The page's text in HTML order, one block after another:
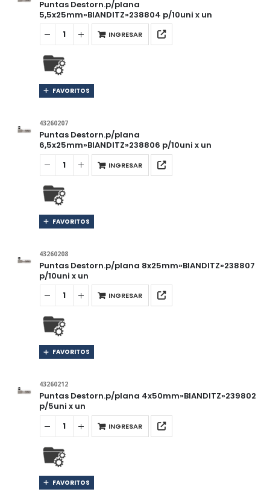
Puntas Destorn.p/plana
5,5x25mm»BIANDITZ»238804 p/10uni x un
INGRESAR
FAVORITOS
43260207
Puntas Destorn.p/plana
6,5x25mm»BIANDITZ»238806 p/10uni x un
INGRESAR
FAVORITOS
43260208
Puntas Destorn.p/plana 8x25mm»BIANDITZ»238807
p/10uni x un
INGRESAR
FAVORITOS
43260212
Puntas Destorn.p/plana 4x50mm»BIANDITZ»239802
p/5uni x un
INGRESAR
FAVORITOS